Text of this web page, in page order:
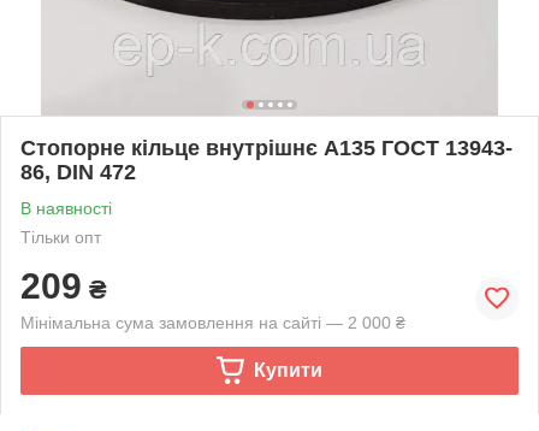
Стопорне кільце внутрішнє А135 ГОСТ 13943-
86, DIN 472
В наявності
Тільки опт
209 ₴
Мінімальна сума замовлення на сайті — 2 000 ₴
Купити